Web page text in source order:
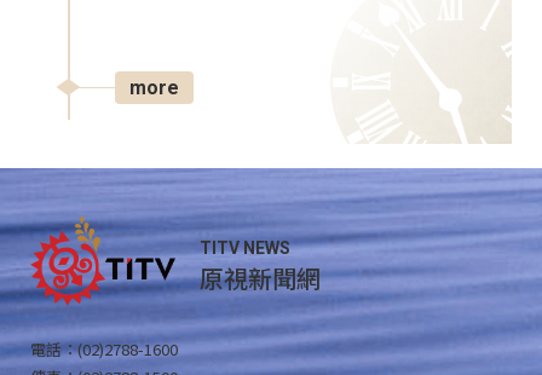
more
TITV NEWS
原視新聞網
電話：(02)2788-1600